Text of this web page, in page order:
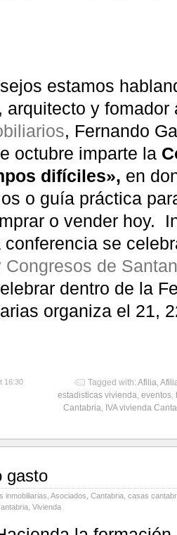
estamos
arquitecto y
, Fernando
octubre imparte la
difíciles», en
o guía práctica
o vender hoy.
conferencia se
de
dentro de la
organiza el 21,
16:30 Tagged with: Afilia,
estadisticas vivienda, eventos,
Cantabria, IVA vivienda
gasto
inmobiliarias Asociados Cantabria casas
Vivienda